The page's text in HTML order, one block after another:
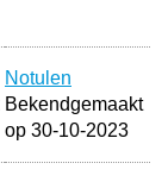
Notulen
Bekendgemaakt
op 30-10-2023